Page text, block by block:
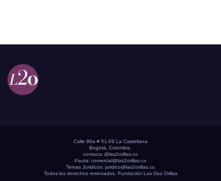
Calle 98a # 51-69 La Castellana
Bogotá, Colombia.
contacto @las2orillas.co
Pauta: comercial@las2orillas.co
Temas Juridicos: juridico@las2orillas.co
Todos los derechos reservados. Fundación Las Dos Orillas